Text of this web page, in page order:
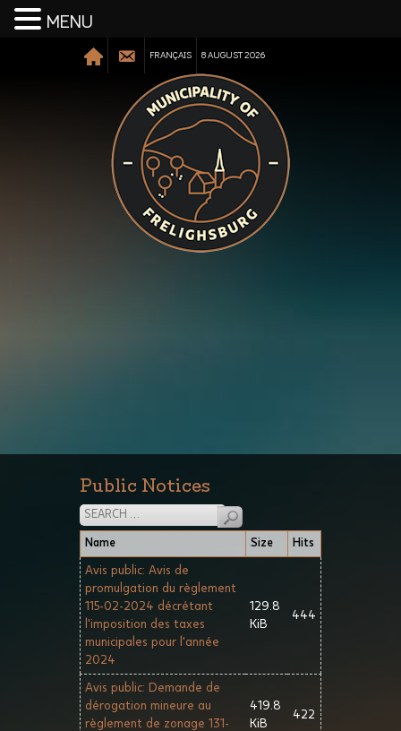
FRANÇAIS 8 AUGUST 2026
Public Notices
Name Size Hits
Avis public: Avis de
promulgation du règlement
115-02-2024 décrétant
l'imposition des taxes
municipales pour l'année
2024
129.8
KiB
444
Avis public: Demande de
dérogation mineure au
règlement de zonage 131-
419.8
KiB
422
MENU